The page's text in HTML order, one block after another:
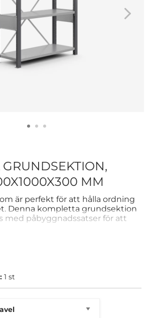
GRUNDSEKTION,
MM
är perfekt för att hålla ordning
Denna kompletta grundsektion
med påbyggnadssatser för att
med hög stabilitet
med 5 hyllor
1 st
Privatperson